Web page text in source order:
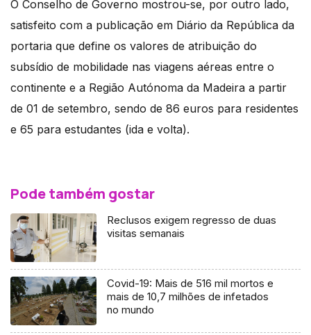
O Conselho de Governo mostrou-se, por outro lado,
satisfeito com a publicação em Diário da República da
portaria que define os valores de atribuição do
subsídio de mobilidade nas viagens aéreas entre o
continente e a Região Autónoma da Madeira a partir
de 01 de setembro, sendo de 86 euros para residentes
e 65 para estudantes (ida e volta).
Pode também gostar
Reclusos exigem regresso de duas
visitas semanais
Covid-19: Mais de 516 mil mortos e
mais de 10,7 milhões de infetados
no mundo